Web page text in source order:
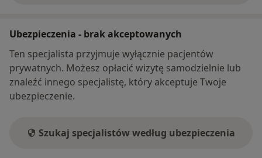
Ubezpieczenia - brak akceptowanych
Ten specjalista przyjmuje wyłącznie pacjentów
prywatnych. Możesz opłacić wizytę samodzielnie lub
znaleźć innego specjalistę, który akceptuje Twoje
ubezpieczenie.
Szukaj specjalistów według ubezpieczenia